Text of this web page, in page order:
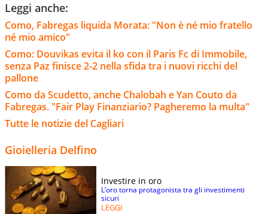
Leggi anche:
Como, Fabregas liquida Morata: "Non è né mio fratello
né mio amico"
Como: Douvikas evita il ko con il Paris Fc di Immobile,
senza Paz finisce 2-2 nella sfida tra i nuovi ricchi del
pallone
Como da Scudetto, anche Chalobah e Yan Couto da
Fabregas. "Fair Play Finanziario? Pagheremo la multa"
Tutte le notizie del Cagliari
Gioielleria Delfino
Investire in oro
L’oro torna protagonista tra gli investimenti
sicuri
LEGGI